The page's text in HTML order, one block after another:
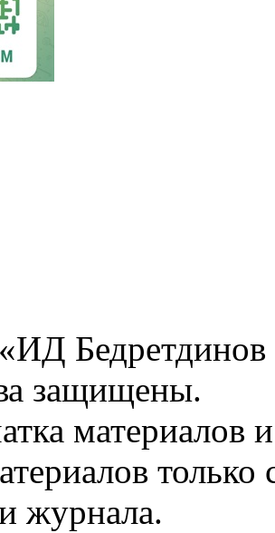
защищены.
материалов
журнала.